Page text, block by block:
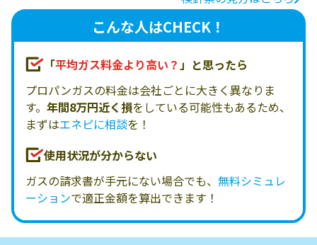
こんな人はCHECK！
「平均ガス料金より高い？」と思ったら
プロパンガスの料金は会社ごとに大きく異なりま
す。 年間8万円近く損をしている可能性もあるため、
まずはエネピに相談を！
使用状況が分からない
ガスの請求書が手元にない場合でも、 無料シミュレ
ーションで適正金額を算出できます！